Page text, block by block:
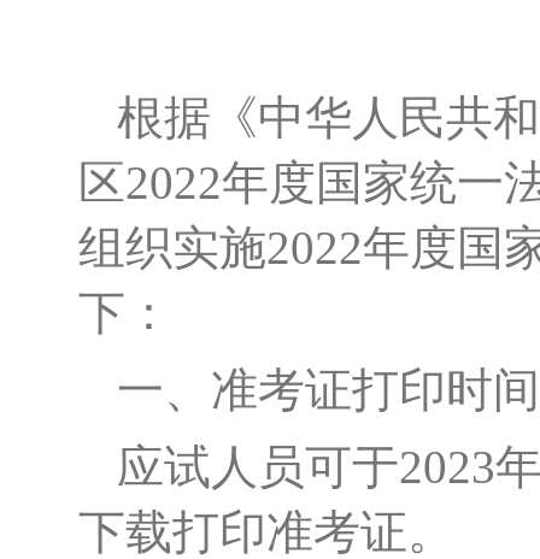
根据《中华人民共
区2022年度国家统一
组织实施2022年度国
下：
一、 准考证打印时间
应试人员可于2023
下载打印准考证。